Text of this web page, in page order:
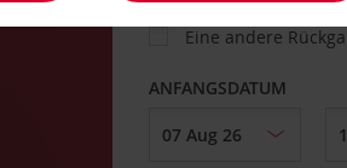
Eine andere
ANFANGSDATUM